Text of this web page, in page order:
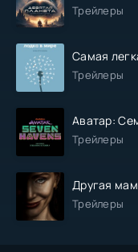
Трейлеры
Самая
Трейлеры
Аватар:
Трейлеры
Другая
Трейлеры